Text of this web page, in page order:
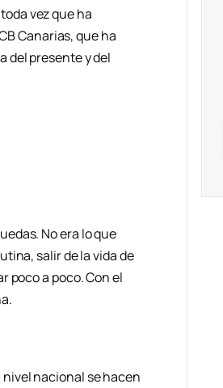
vez que ha
Canarias, que ha
del presente y del
No era lo que
salir de la vida de
poco a poco. Con el
nivel nacional se hacen